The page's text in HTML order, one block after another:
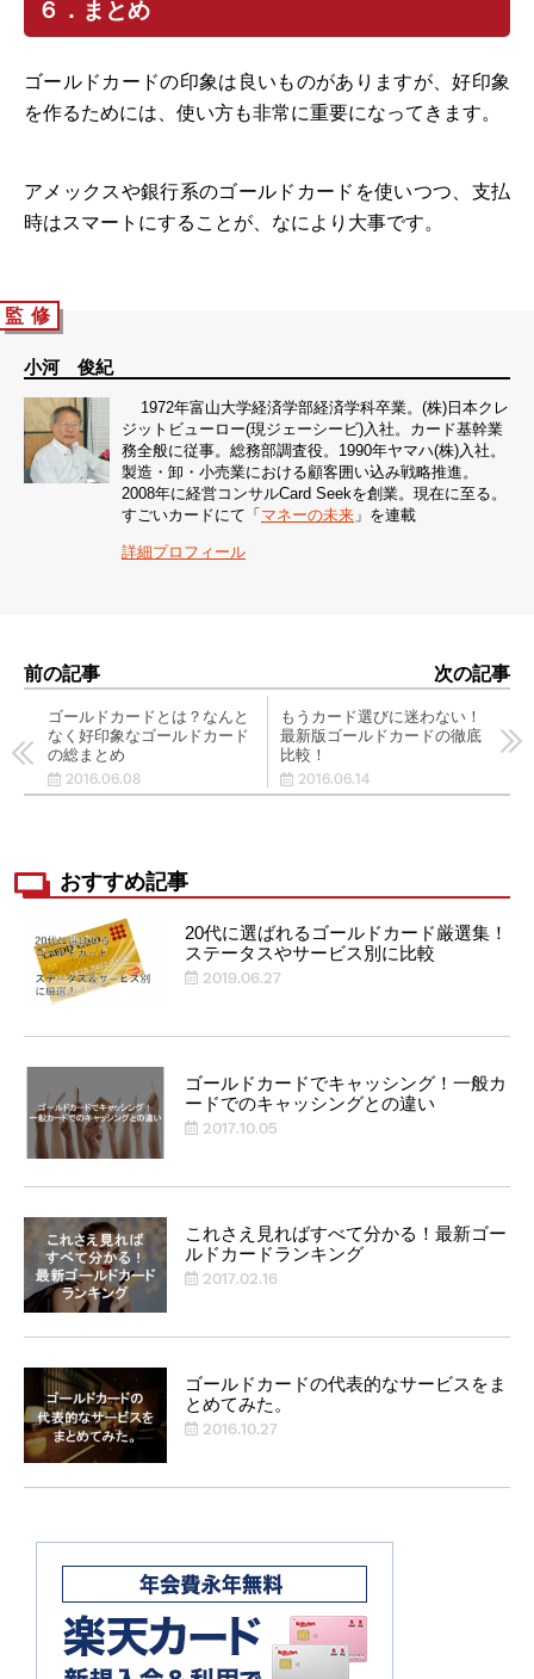
６．まとめ
ゴールドカードの印象は良いものがありますが、好印象
を作るためには、使い方も非常に重要になってきます。
アメックスや銀行系のゴールドカードを使いつつ、支払
時はスマートにすることが、なにより大事です。
監 修
小河 俊紀
1972年富山大学経済学部経済学科卒業。(株)日本クレ
ジットビューロー(現ジェーシービ)入社。カード基幹業
務全般に従事。総務部調査役。1990年ヤマハ(株)入社。
製造・卸・小売業における顧客囲い込み戦略推進。
2008年に経営コンサルCard Seekを創業。現在に至る。
すごいカードにて「 マネーの未来 」を連載
詳細プロフィール
前の記事 次の記事
ゴールドカードとは？なんと
なく好印象なゴールドカード
の総まとめ
2016.06.08
もうカード選びに迷わない！
最新版ゴールドカードの徹底
比較！
2016.06.14
おすすめ記事
20代に選ばれるゴールドカード厳選集！
ステータスやサービス別に比較
2019.06.27
ゴールドカードでキャッシング！一般カ
ードでのキャッシングとの違い
2017.10.05
これさえ見ればすべて分かる！最新ゴー
ルドカードランキング
2017.02.16
ゴールドカードの代表的なサービスをま
とめてみた。
2016.10.27